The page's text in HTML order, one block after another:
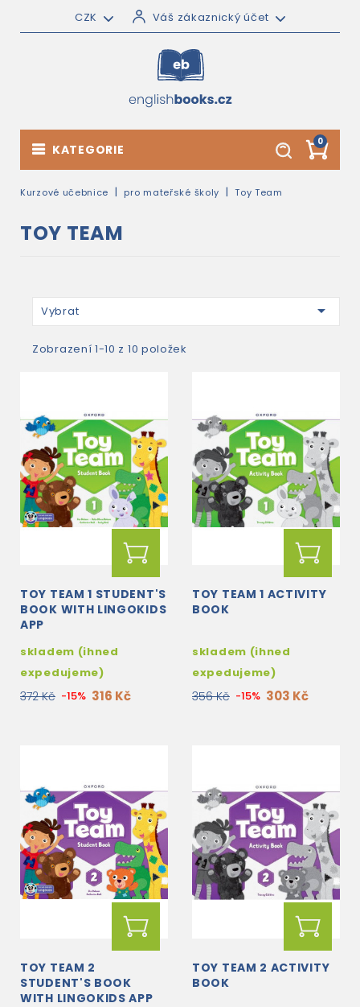
CZK Váš zákaznický účet
0
KATEGORIE
Kurzové učebnice pro mateřské školy Toy Team
TOY TEAM
Vybrat 
Zobrazení 1-10 z 10 položek
TOY TEAM 1 STUDENT'S
BOOK WITH LINGOKIDS
APP
skladem (ihned
expedujeme)
372 Kč -15% 316 Kč
TOY TEAM 1 ACTIVITY
BOOK
skladem (ihned
expedujeme)
356 Kč -15% 303 Kč
TOY TEAM 2
STUDENT'S BOOK
WITH LINGOKIDS APP
TOY TEAM 2 ACTIVITY
BOOK